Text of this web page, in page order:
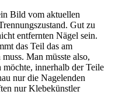
Bild vom aktuellen
Gut zu
entfernten Nägel sein.
das Teil das am
Man müsste also,
innerhalb der Teile
nur die Nagelenden
nur Klebekünstler